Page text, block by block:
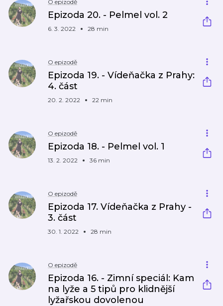
O epizodě
Epizoda 20. - Pelmel vol. 2
6. 3. 2022 28 min
O epizodě
Epizoda 19. - Vídeňačka z Prahy:
4. část
20. 2. 2022 22 min
O epizodě
Epizoda 18. - Pelmel vol. 1
13. 2. 2022 36 min
O epizodě
Epizoda 17. Vídeňačka z Prahy -
3. část
30. 1. 2022 28 min
O epizodě
Epizoda 16. - Zimní speciál: Kam
na lyže a 5 tipů pro klidnější
lyžařskou dovolenou